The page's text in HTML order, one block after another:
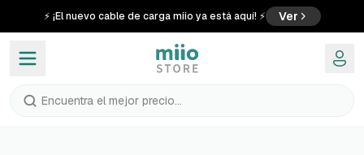
⚡ ¡El nuevo cable de carga miio ya está aquí! ⚡ Ver
Encuentra el mejor precio...